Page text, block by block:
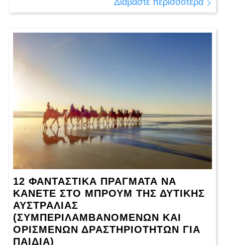
12 ΦΑΝΤΑΣΤΙΚΆ ΠΡΆΓΜΑΤΑ ΝΑ
ΚΆΝΕΤΕ ΣΤΟ ΜΠΡΟΥΜ ΤΗΣ ΔΥΤΙΚΉΣ
ΑΥΣΤΡΑΛΊΑΣ
(ΣΥΜΠΕΡΙΛΑΜΒΑΝΟΜΈΝΩΝ ΚΑΙ
ΟΡΙΣΜΈΝΩΝ ΔΡΑΣΤΗΡΙΟΤΉΤΩΝ ΓΙΑ
ΠΑΙΔΙΆ)